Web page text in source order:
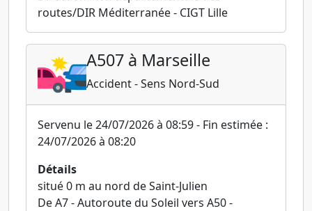
routes/DIR Méditerranée - CIGT Lille
A507 à Marseille
Accident - Sens Nord-Sud
Servenu le 24/07/2026 à 08:59 - Fin estimée :
24/07/2026 à 08:20
Détails
situé 0 m au nord de Saint-Julien
De A7 - Autoroute du Soleil vers A50 -